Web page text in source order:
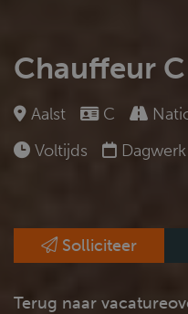
Chauffeur
Aalst C
Voltijds
Dagwerk
Solliciteer
Terug naar